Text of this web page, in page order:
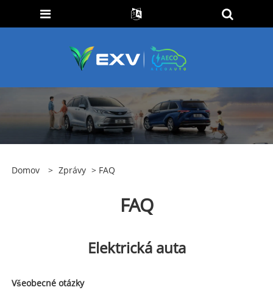
Domov > Zprávy > FAQ
FAQ
Elektrická auta
Všeobecné otázky